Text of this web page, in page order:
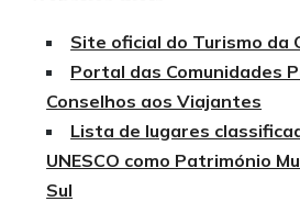
Site oficial do Turismo da
Portal das Comunidades
Conselhos aos Viajantes
Lista de lugares
UNESCO como Património
Sul